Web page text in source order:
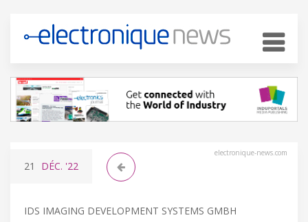
electronique-news.com
21 DÉC. '22
IDS IMAGING DEVELOPMENT SYSTEMS GMBH